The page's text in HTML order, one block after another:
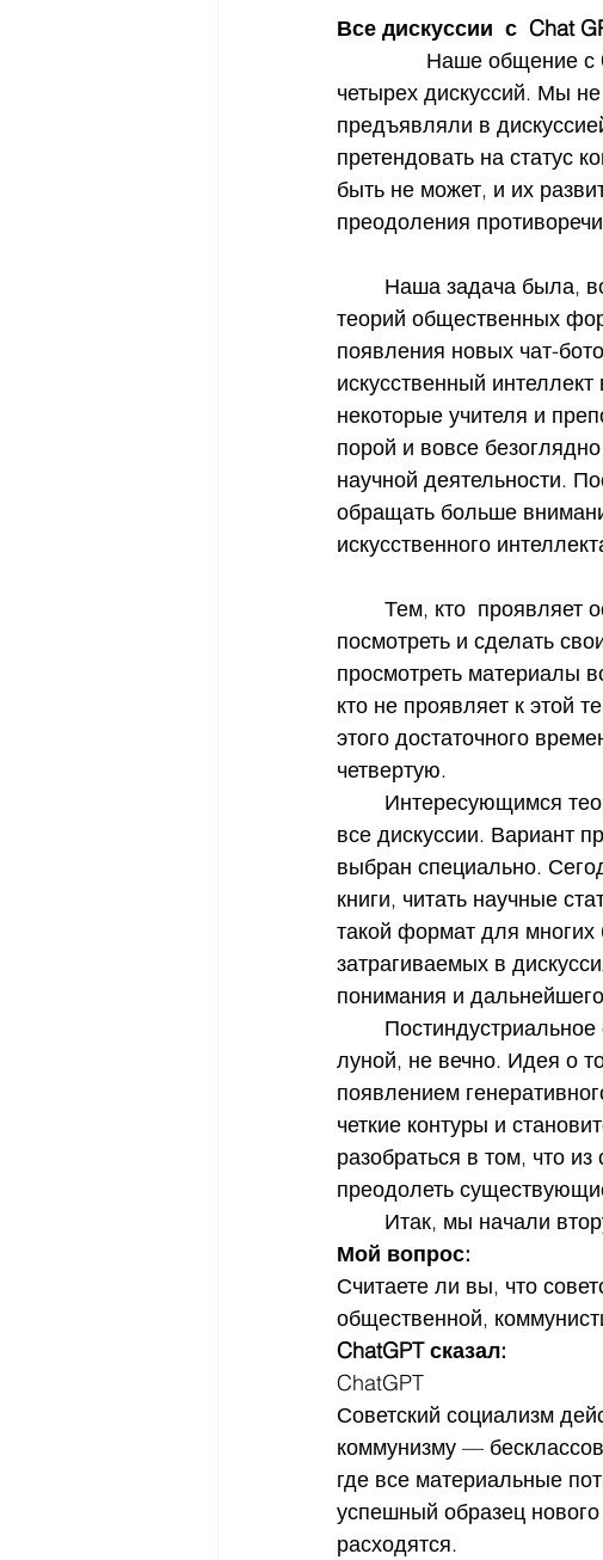
Все дискуссии  с  Chat
Наше общение с Chat
четырех дискуссий. Мы
предъявляли в
претендовать на статус
быть не может, и их
преодоления
теорий общественных
появления новых чат-
искусственный
некоторые учителя и
порой и вовсе
научной деятельности.
обращать больше
искусственного
посмотреть и сделать
просмотреть материалы
кто не проявляет к этой
этого достаточного
четвертую.
все дискуссии. Вариант
выбран специально.
книги, читать научные
такой формат для
затрагиваемых в
понимания и
луной, не вечно. Идея о
появлением
четкие контуры и
разобраться в том, что
преодолеть
Итак, мы начали
Мой вопрос:
Считаете ли вы, что
общественной,
ChatGPT сказал:
ChatGPT
Советский социализм
коммунизму —
где все материальные
успешный образец
расходятся.